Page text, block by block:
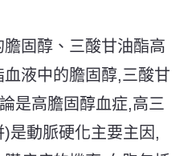
固醇、三酸甘油酯高
液中的膽固醇,三酸甘
是高膽固醇血症,高三
是動脈硬化主要主因,